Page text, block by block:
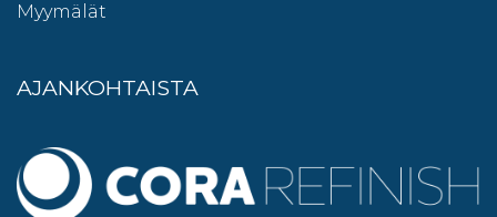
Myymälät
AJANKOHTAISTA